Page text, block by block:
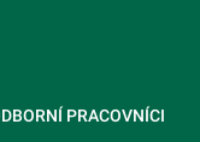
PRACOVNÍCI